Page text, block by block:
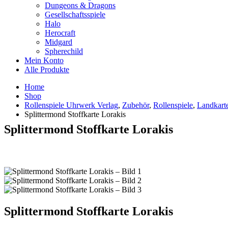
Dungeons & Dragons
Gesellschaftsspiele
Halo
Herocraft
Midgard
Spherechild
Mein Konto
Alle Produkte
Home
Shop
Rollenspiele Uhrwerk Verlag, Zubehör, Rollenspiele,
Splittermond Stoffkarte Lorakis
Splittermond Stoffkarte Lorakis
Splittermond Stoffkarte Lorakis